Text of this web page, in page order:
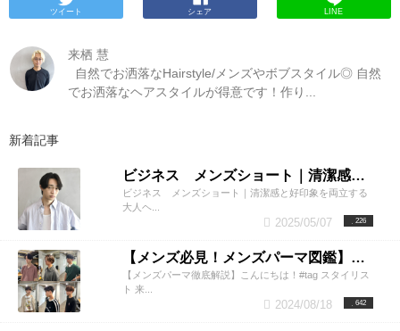
ツイート シェア LINE
来栖 慧
自然でお洒落なHairstyle/メンズやボブスタイル◎ 自然
でお洒落なヘアスタイルが得意です！作り...
新着記事
ビジネス メンズショート｜清潔感と好印象を両立する大人ヘア
ビジネス メンズショート｜清潔感と好印象を両立する
大人ヘ...
226
2025/05/07
【メンズ必見！メンズパーマ図鑑】徹底解説
【メンズパーマ徹底解説】こんにちは！#tag スタイリス
ト 来...
642
2024/08/18